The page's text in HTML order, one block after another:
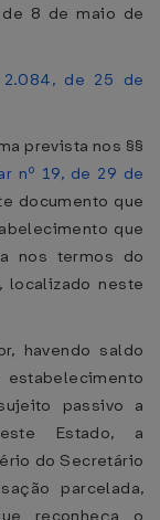
8 de maio de
2.084, de 25 de
prevista nos §§
nº 19, de 29 de
documento que
que
nos termos do
neste
havendo saldo
passivo a
Estado, a
do Secretário
parcelada,
reconheça o